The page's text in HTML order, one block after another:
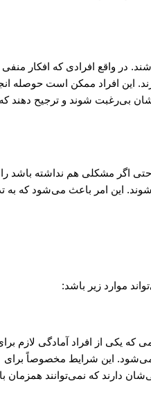
در واقع افرادی که افکار منفی
این افراد ممکن است حوصله
بی‌رغبت شوند و ترجیح دهند
حتی اگر مشکلی هم نداشته باشد
این امر باعث می‌شود که به
موارد زیر باشد:
یکی از افراد آمادگی لازم
می‌شود. این شرایط مخصوصاً برای
دارند که نمی‌توانند همزمان